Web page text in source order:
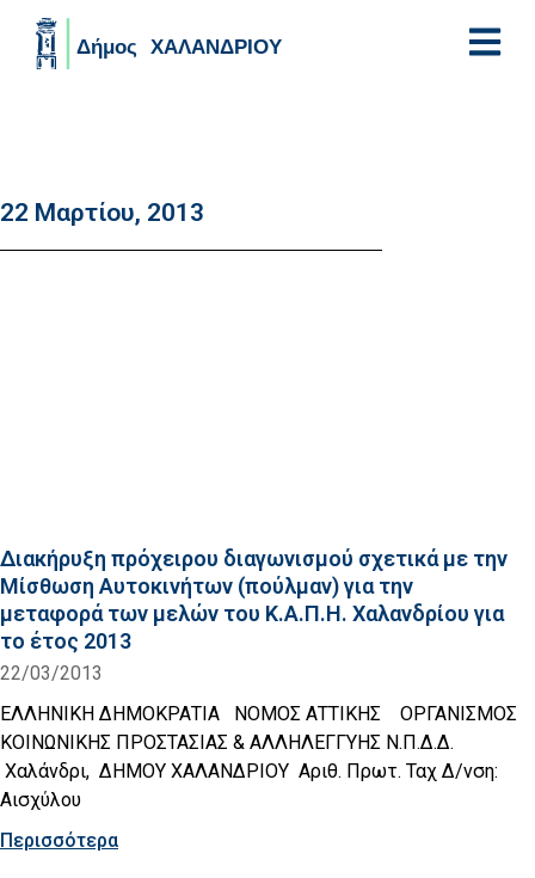
22 Μαρτίου, 2013
Διακήρυξη πρόχειρου διαγωνισμού σχετικά με την
Μίσθωση Αυτοκινήτων (πούλμαν) για την
μεταφορά των μελών του Κ.Α.Π.Η. Χαλανδρίου για
το έτος 2013
22/03/2013
ΕΛΛΗΝΙΚΗ ΔΗΜΟΚΡΑΤΙΑ ΝΟΜΟΣ ΑΤΤΙΚΗΣ ΟΡΓΑΝΙΣΜΟΣ
ΚΟΙΝΩΝΙΚΗΣ ΠΡΟΣΤΑΣΙΑΣ & ΑΛΛΗΛΕΓΓΥΗΣ Ν.Π.Δ.Δ.
Χαλάνδρι, ΔΗΜΟΥ ΧΑΛΑΝΔΡΙΟΥ Αριθ. Πρωτ. Ταχ Δ/νση:
Αισχύλου
Περισσότερα